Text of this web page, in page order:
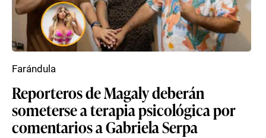
Reporteros de Magaly deberán
someterse a terapia psicológica por
comentarios a Gabriela Serpa
Farándula